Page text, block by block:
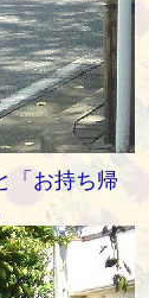
「お持ち帰